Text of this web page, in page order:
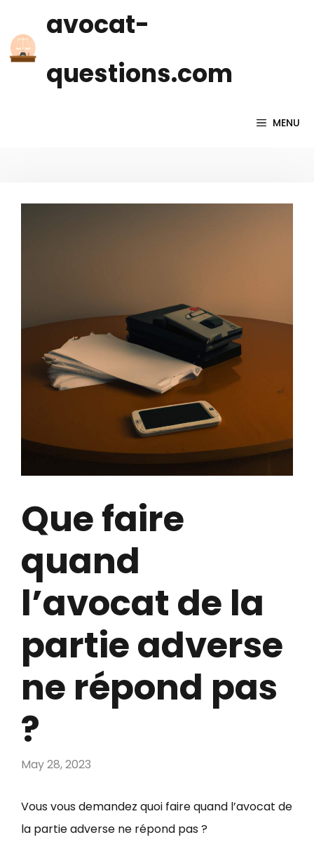
content
avocat-
questions.com
MENU
Que faire
quand
l’avocat de la
partie adverse
ne répond pas
?
May 28, 2023
Vous vous demandez quoi faire quand l’avocat de
la partie adverse ne répond pas ?